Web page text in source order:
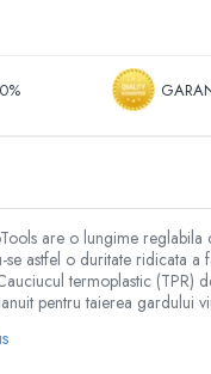
are o lungime
astfel o duritate ridicata
termoplastic (TPR)
pentru taierea gardului